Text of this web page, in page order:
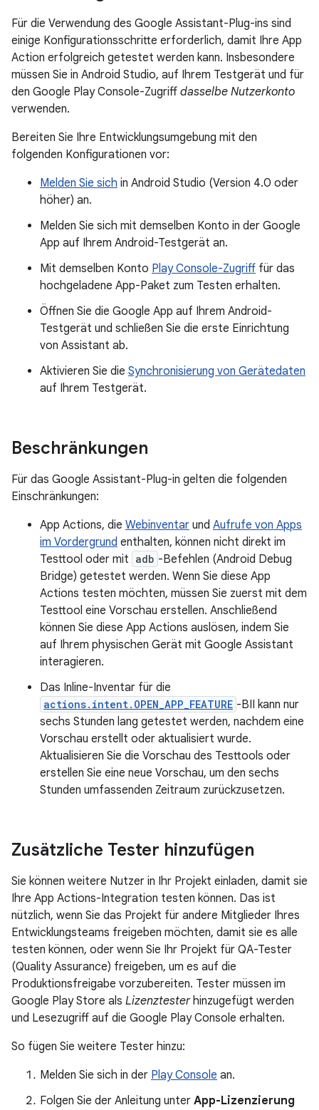
Für die Verwendung des Google Assistant-Plug-ins sind
einige Konfigurationsschritte erforderlich, damit Ihre App
Action erfolgreich getestet werden kann. Insbesondere
müssen Sie in Android Studio, auf Ihrem Testgerät und für
den Google Play Console-Zugriff dasselbe Nutzerkonto
verwenden.
Bereiten Sie Ihre Entwicklungsumgebung mit den
folgenden Konfigurationen vor:
Melden Sie sich in Android Studio (Version 4.0 oder
höher) an.
Melden Sie sich mit demselben Konto in der Google
App auf Ihrem Android-Testgerät an.
Mit demselben Konto Play Console-Zugriff für das
hochgeladene App-Paket zum Testen erhalten.
Öffnen Sie die Google App auf Ihrem Android-
Testgerät und schließen Sie die erste Einrichtung
von Assistant ab.
Aktivieren Sie die Synchronisierung von Gerätedaten
auf Ihrem Testgerät.
Beschränkungen
Für das Google Assistant-Plug-in gelten die folgenden
Einschränkungen:
App Actions, die Webinventar und Aufrufe von Apps
im Vordergrund enthalten, können nicht direkt im
Testtool oder mit adb -Befehlen (Android Debug
Bridge) getestet werden. Wenn Sie diese App
Actions testen möchten, müssen Sie zuerst mit dem
Testtool eine Vorschau erstellen. Anschließend
können Sie diese App Actions auslösen, indem Sie
auf Ihrem physischen Gerät mit Google Assistant
interagieren.
Das Inline-Inventar für die
actions.intent.OPEN_APP_FEATURE -BII kann nur
sechs Stunden lang getestet werden, nachdem eine
Vorschau erstellt oder aktualisiert wurde.
Aktualisieren Sie die Vorschau des Testtools oder
erstellen Sie eine neue Vorschau, um den sechs
Stunden umfassenden Zeitraum zurückzusetzen.
Zusätzliche Tester hinzufügen
Sie können weitere Nutzer in Ihr Projekt einladen, damit sie
Ihre App Actions-Integration testen können. Das ist
nützlich, wenn Sie das Projekt für andere Mitglieder Ihres
Entwicklungsteams freigeben möchten, damit sie es alle
testen können, oder wenn Sie Ihr Projekt für QA-Tester
(Quality Assurance) freigeben, um es auf die
Produktionsfreigabe vorzubereiten. Tester müssen im
Google Play Store als Lizenztesterhinzugefügt werden
und Lesezugriff auf die Google Play Console erhalten.
So fügen Sie weitere Tester hinzu:
Melden Sie sich in der Play Console an.
Folgen Sie der Anleitung unter App-Lizenzierung